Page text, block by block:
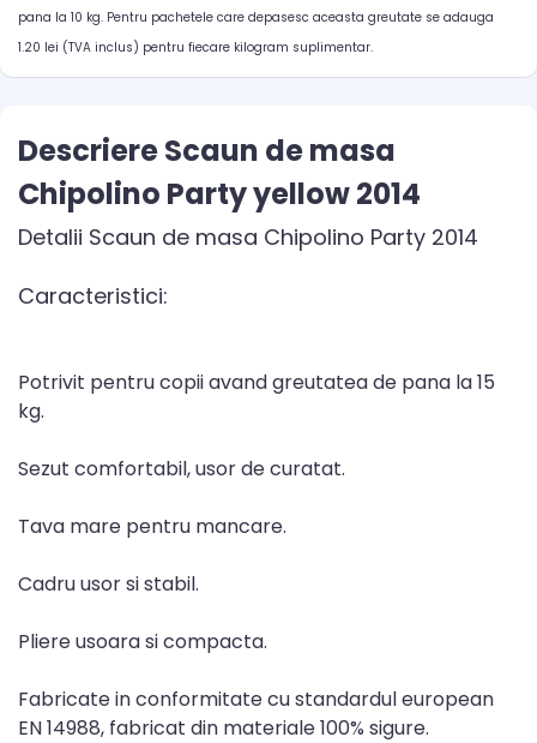
pana la 10 kg. Pentru pachetele care depasesc aceasta greutate se adauga
1.20 lei (TVA inclus) pentru fiecare kilogram suplimentar.
Descriere Scaun de masa
Chipolino Party yellow 2014
Detalii Scaun de masa Chipolino Party 2014
Caracteristici:
Potrivit pentru copii avand greutatea de pana la 15
kg.
Sezut comfortabil, usor de curatat.
Tava mare pentru mancare.
Cadru usor si stabil.
Pliere usoara si compacta.
Fabricate in conformitate cu standardul european
EN 14988, fabricat din materiale 100% sigure.